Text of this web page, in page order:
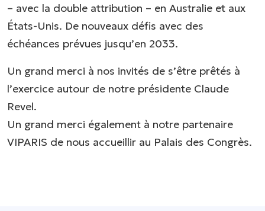
– avec la double attribution – en Australie et aux
États-Unis. De nouveaux défis avec des
échéances prévues jusqu’en 2033.
Un grand merci à nos invités de s’être prêtés à
l’exercice autour de notre présidente Claude
Revel.
Un grand merci également à notre partenaire
VIPARIS de nous accueillir au Palais des Congrès.